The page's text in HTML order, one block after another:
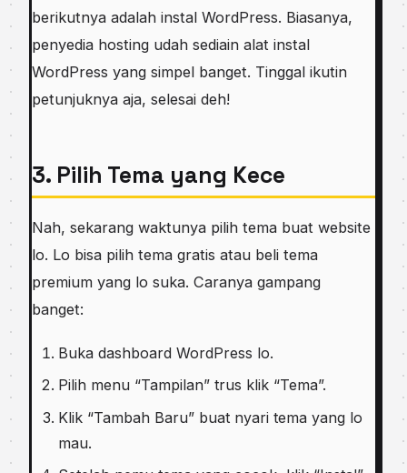
berikutnya adalah instal WordPress. Biasanya,
penyedia hosting udah sediain alat instal
WordPress yang simpel banget. Tinggal ikutin
petunjuknya aja, selesai deh!
3. Pilih Tema yang Kece
Nah, sekarang waktunya pilih tema buat website
lo. Lo bisa pilih tema gratis atau beli tema
premium yang lo suka. Caranya gampang
banget:
Buka dashboard WordPress lo.
Pilih menu “Tampilan” trus klik “Tema”.
Klik “Tambah Baru” buat nyari tema yang lo
mau.